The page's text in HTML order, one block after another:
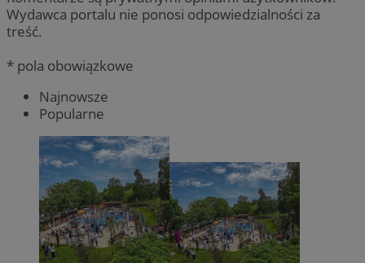
Wydawca portalu nie ponosi odpowiedzialności za
treść.
* pola obowiązkowe
Najnowsze
Popularne